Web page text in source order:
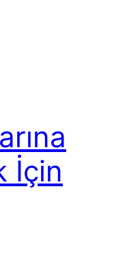
İçin